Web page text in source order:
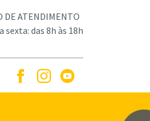
DE ATENDIMENTO
sexta: das 8h às 18h